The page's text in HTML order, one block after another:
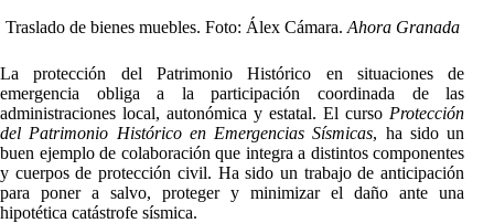
Traslado de bienes muebles. Foto: Álex Cámara. Ahora Granada
La protección del Patrimonio Histórico en situaciones de
emergencia obliga a la participación coordinada de las
administraciones local, autonómica y estatal. El curso Protección
del Patrimonio Histórico en Emergencias Sísmicas, ha sido un
buen ejemplo de colaboración que integra a distintos componentes
y cuerpos de protección civil. Ha sido un trabajo de anticipación
para poner a salvo, proteger y minimizar el daño ante una
hipotética catástrofe sísmica.